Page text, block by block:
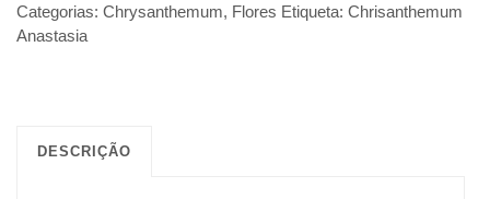
Categorias: Chrysanthemum, Flores Etiqueta: Chrisanthemum
Anastasia
DESCRIÇÃO